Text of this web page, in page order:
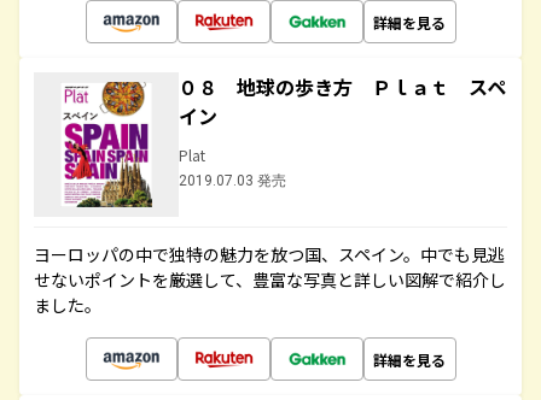
詳細を見る
０８ 地球の歩き方 Ｐｌａｔ スペ
イン
Plat
2019.07.03 発売
ヨーロッパの中で独特の魅力を放つ国、スペイン。中でも見逃
せないポイントを厳選して、豊富な写真と詳しい図解で紹介し
ました。
詳細を見る